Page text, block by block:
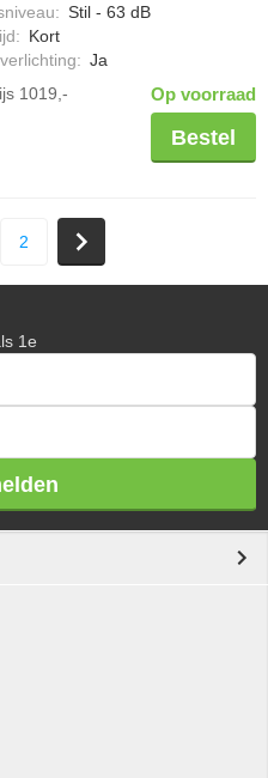
: Stil - 63 dB
: Kort
: Ja
1019,- Op voorraad
Bestel
2
1e